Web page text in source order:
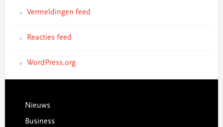
Vermeldingen feed
Reacties feed
WordPress.org
Footer
Nieuws
Business